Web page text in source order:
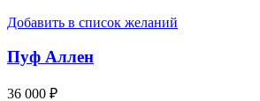
Добавить в список желаний
Пуф Aллен
36 000 ₽